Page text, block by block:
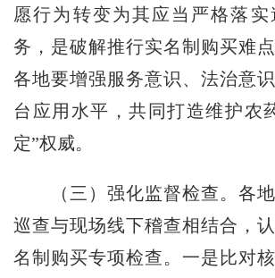
愿行为转变为其应当严格落实
务，是破解推行实名制购买难点
各地要增强服务意识、法治意
台应用水平，共同打造维护农
定”权威。
（三）强化监督检查。 各
巡查与现场线下稽查相结合，
名制购买专项检查。一是比对